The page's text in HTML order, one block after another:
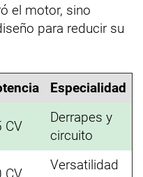
el motor, sino
para reducir su
Especialidad
CV
Derrapes y
circuito
Versatilidad